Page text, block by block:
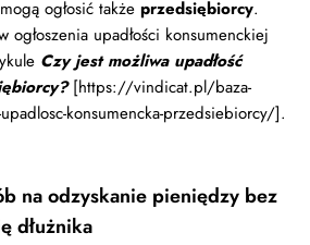
ogłosić także przedsiębiorcy.
ogłoszenia upadłości konsumenckiej
Czy jest możliwa upadłość
[https://vindicat.pl/baza-
konsumencka-przedsiebiorcy/].
na odzyskanie pieniędzy bez
dłużnika